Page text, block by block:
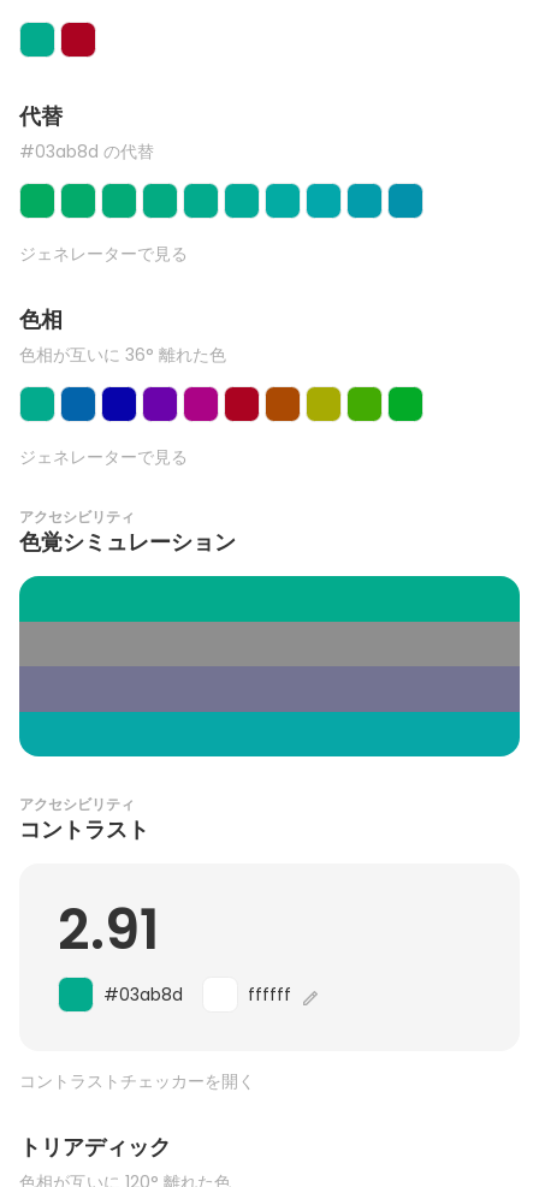
代替
#03ab8d の代替
ジェネレーターで見る
色相
色相が互いに 36° 離れた色
ジェネレーターで見る
アクセシビリティ
色覚シミュレーション
アクセシビリティ
コントラスト
2.91
#03ab8d ffffff
コントラストチェッカーを開く
トリアディック
色相が互いに 120° 離れた色